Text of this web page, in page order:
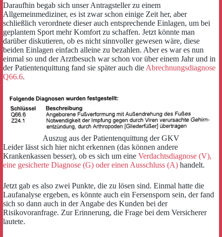
Daraufhin begab sich unser Antragsteller zu einem
Allgemeinmediziner, es ist zwar schon einige Zeit her, aber
schließlich verordnete dieser auch entsprechende Einlagen, um bei
geplantem Sport mehr Komfort zu schaffen. Jetzt könnte man
darüber diskutieren, ob es nicht sinnvoller gewesen wäre, diese
beiden Einlagen einfach alleine zu bezahlen. Aber es war es nun
einmal so und der Arztbesuch war schon vor über einem Jahr und in
der Patientenquittung fand sie später auch die Abrechnungsdiagnose
Q66.6.
Auszug aus der Patientenquittung der GKV
Leider lässt sich hier nicht erkennen (das können andere
Krankenkassen besser), ob es sich um eine Verdachtsdiagnose (V),
eine gesicherte Diagnose (G) oder einen Ausschluss (A) handelt.
Jetzt gab es also zwei Punkte, die zu lösen sind. Einmal hatte die
Laufanalyse ergeben, es könnte auch ein Fersensporn sein, der fand
sich so dann auch in der Angabe des Kunden bei der
Risikovoranfrage. Zur Erinnerung, die Frage bei dem Versicherer
lautete.